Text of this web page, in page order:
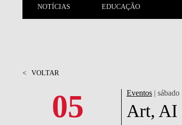
NOTÍCIAS
EDUCAÇÃO
APRESENTAÇÃO
X-COLLIDER
< VOLTAR
05 Eventos| sábado
Art, AI